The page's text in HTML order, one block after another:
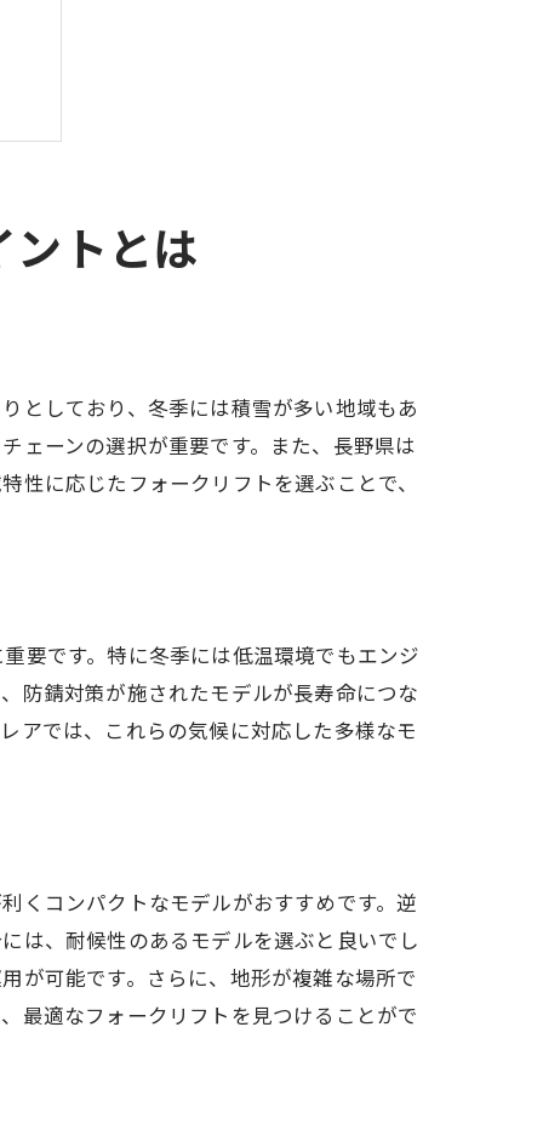
トとは
としており、冬季には積雪が多い地域もあ
ェーンの選択が重要です。また、長野県は
に応じたフォークリフトを選ぶことで、
要です。特に冬季には低温環境でもエンジ
防錆対策が施されたモデルが長寿命につな
アでは、これらの気候に対応した多様なモ
くコンパクトなモデルがおすすめです。逆
は、耐候性のあるモデルを選ぶと良いでし
が可能です。さらに、地形が複雑な場所で
最適なフォークリフトを見つけることがで